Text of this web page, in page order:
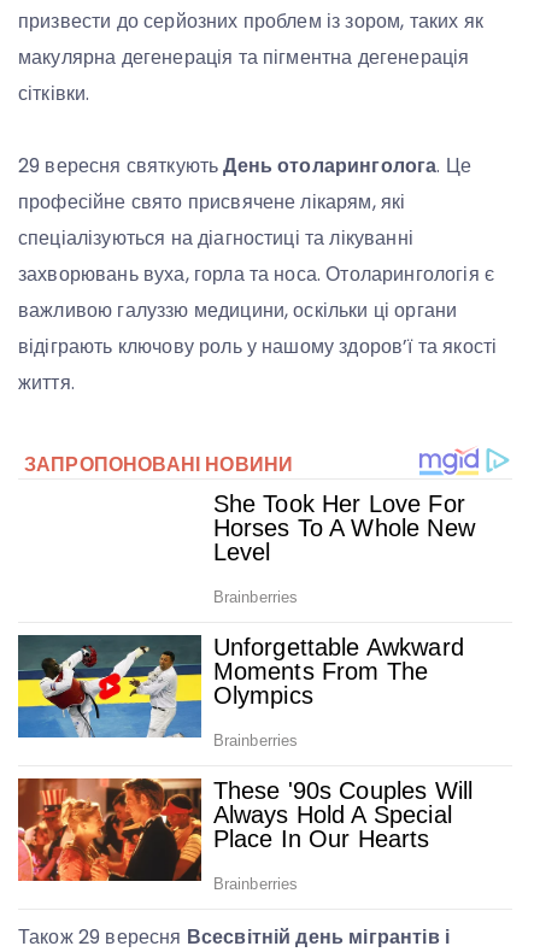
призвести до серйозних проблем із зором, таких як
макулярна дегенерація та пігментна дегенерація
сітківки.
29 вересня святкуютьДень отоларинголога. Це
професійне свято присвячене лікарям, які
спеціалізуються на діагностиці та лікуванні
захворювань вуха, горла та носа. Отоларингологія є
важливою галуззю медицини, оскільки ці органи
відіграють ключову роль у нашому здоров’ї та якості
життя.
Також 29 вересня Всесвітній день мігрантів і